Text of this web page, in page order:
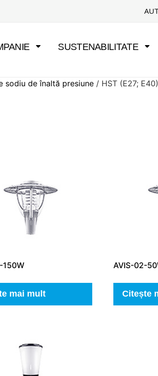
SUSTENABILITATE
sodiu de înaltă presiune / HST (E27; E40)
150W
mai mult
AVIS-02-
Citește